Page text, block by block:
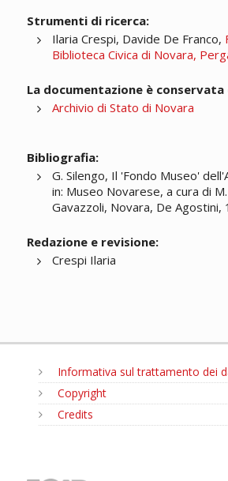
Strumenti di ricerca:
Ilaria Crespi, Davide De Franco,
Biblioteca Civica di Novara,
La documentazione è conservata
Archivio di Stato di Novara
Bibliografia:
G. Silengo, Il 'Fondo Museo'
in: Museo Novarese, a cura di
Gavazzoli, Novara, De Agostini,
Redazione e revisione:
Crespi Ilaria
Informativa sul trattamento dei
Copyright
Credits